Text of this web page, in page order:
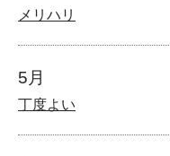
メリハリ
5月
丁度よい